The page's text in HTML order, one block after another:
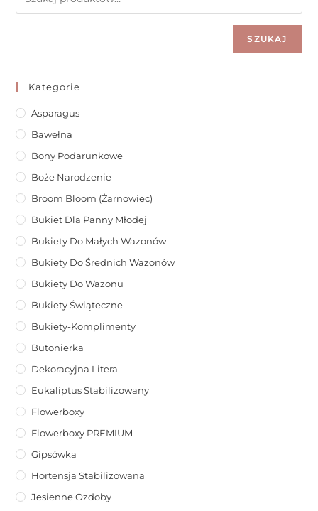
SZUKAJ
Kategorie
Asparagus
Bawełna
Bony Podarunkowe
Boże Narodzenie
Broom Bloom (żarnowiec)
Bukiet Dla Panny Młodej
Bukiety Do Małych Wazonów
Bukiety Do Średnich Wazonów
Bukiety Do Wazonu
Bukiety Świąteczne
Bukiety-Komplimenty
Butonierka
Dekoracyjna Litera
Eukaliptus Stabilizowany
Flowerboxy
Flowerboxy PREMIUM
Gipsówka
Hortensja Stabilizowana
Jesienne Ozdoby